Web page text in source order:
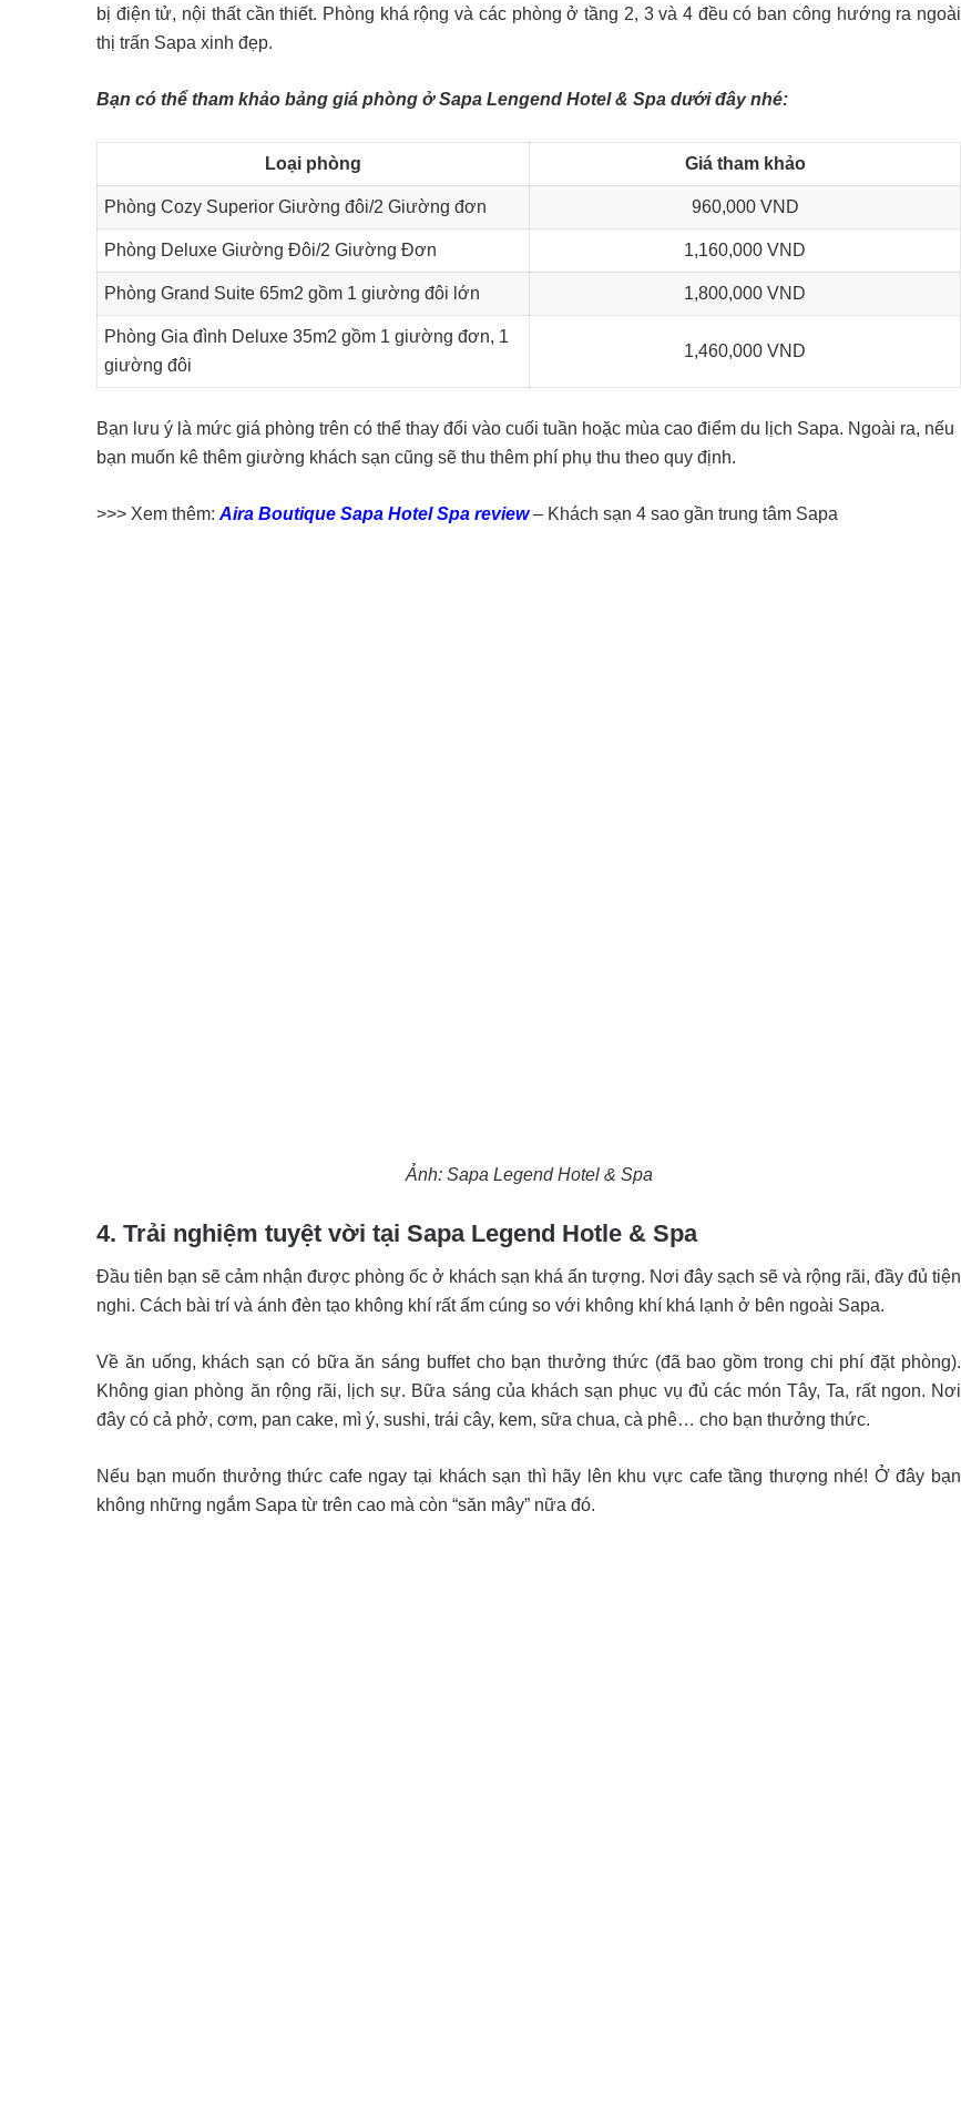
bị điện tử, nội thất cần thiết. Phòng khá rộng và các phòng ở tầng 2, 3 và 4 đều có ban công hướng ra ngoài
thị trấn Sapa xinh đẹp.
Bạn có thể tham khảo bảng giá phòng ở Sapa Lengend Hotel & Spa dưới đây nhé:
Loại phòng Giá tham khảo
Phòng Cozy Superior Giường đôi/2 Giường đơn 960,000 VND
Phòng Deluxe Giường Đôi/2 Giường Đơn 1,160,000 VND
Phòng Grand Suite 65m2 gồm 1 giường đôi lớn 1,800,000 VND
Phòng Gia đình Deluxe 35m2 gồm 1 giường đơn, 1
giường đôi
1,460,000 VND
Bạn lưu ý là mức giá phòng trên có thể thay đổi vào cuối tuần hoặc mùa cao điểm du lịch Sapa. Ngoài ra, nếu
bạn muốn kê thêm giường khách sạn cũng sẽ thu thêm phí phụ thu theo quy định.
>>> Xem thêm:Aira Boutique Sapa Hotel Spa review– Khách sạn 4 sao gần trung tâm Sapa
Ảnh: Sapa Legend Hotel & Spa
4. Trải nghiệm tuyệt vời tại Sapa Legend Hotle & Spa
Đầu tiên bạn sẽ cảm nhận được phòng ốc ở khách sạn khá ấn tượng. Nơi đây sạch sẽ và rộng rãi, đầy đủ tiện
nghi. Cách bài trí và ánh đèn tạo không khí rất ấm cúng so với không khí khá lạnh ở bên ngoài Sapa.
Về ăn uống, khách sạn có bữa ăn sáng buffet cho bạn thưởng thức (đã bao gồm trong chi phí đặt phòng).
Không gian phòng ăn rộng rãi, lịch sự. Bữa sáng của khách sạn phục vụ đủ các món Tây, Ta, rất ngon. Nơi
đây có cả phở, cơm, pan cake, mì ý, sushi, trái cây, kem, sữa chua, cà phê… cho bạn thưởng thức.
Nếu bạn muốn thưởng thức cafe ngay tại khách sạn thì hãy lên khu vực cafe tầng thượng nhé! Ở đây bạn
không những ngắm Sapa từ trên cao mà còn “săn mây” nữa đó.